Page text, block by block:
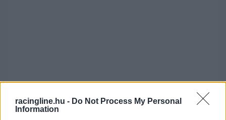
racingline.hu - Do Not Process My Personal
Information